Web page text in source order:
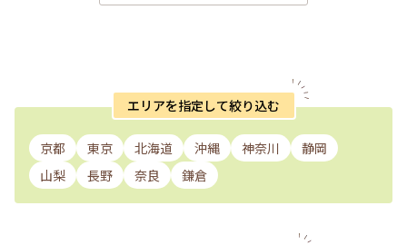
エリアを指定して絞り込む
京都 東京 北海道 沖縄 神奈川
静岡
山梨
長野 奈良 鎌倉